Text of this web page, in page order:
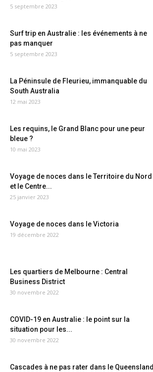
5 septembre 2023
Surf trip en Australie : les événements à ne
pas manquer
5 septembre 2023
La Péninsule de Fleurieu, immanquable du
South Australia
12 mai 2023
Les requins, le Grand Blanc pour une peur
bleue ?
10 mai 2023
Voyage de noces dans le Territoire du Nord
et le Centre...
25 janvier 2023
Voyage de noces dans le Victoria
19 décembre 2022
Les quartiers de Melbourne : Central
Business District
30 novembre 2022
COVID-19 en Australie : le point sur la
situation pour les...
30 novembre 2022
Cascades à ne pas rater dans le Queensland